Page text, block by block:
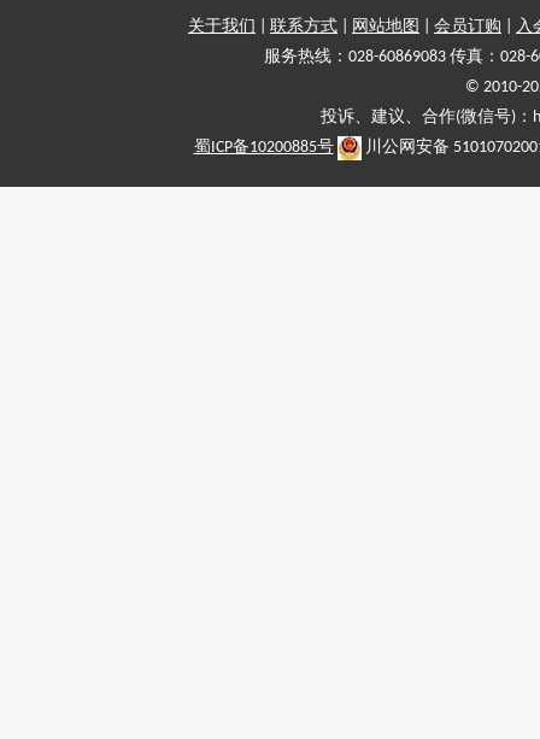
关于我们 联系方式 网站地图 会员订购
入
服务热线：028-60869083 传真：028-
© 2010-
投诉、建议、合作(微信号)
蜀ICP备10200885号
川公网安备